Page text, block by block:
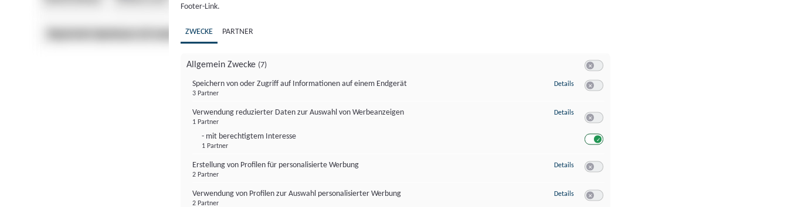
Footer-Link.
ZWECKE PARTNER
Allgemein Zwecke (7)
Speichern von oder Zugriff auf Informationen auf einem Endgerät
3 Partner
Details zu Speichern von oder Zugriff auf Informationen auf einem Endgerät
Verwendung reduzierter Daten zur Auswahl von Werbeanzeigen
1 Partner
- mit berechtigtem Interesse
1 Partner
Details zu Verwendung reduzierter Daten zur Auswahl von Werbeanzeigen
Erstellung von Profilen für personalisierte Werbung
2 Partner
Details zu Erstellung von Profilen für personalisierte Werbung
Verwendung von Profilen zur Auswahl personalisierter Werbung
2 Partner
Details zu Verwendung von Profilen zur Auswahl personalisierter Werbung